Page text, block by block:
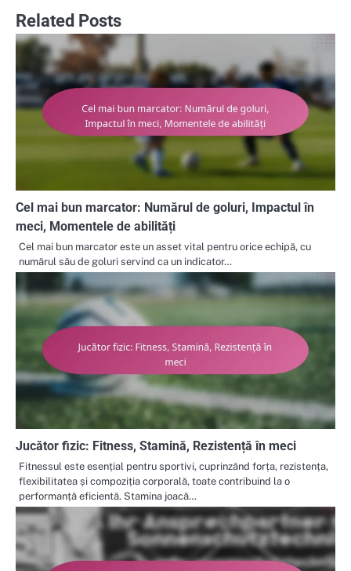
Related Posts
Cel mai bun marcator: Numărul de goluri, Impactul în
meci, Momentele de abilități
Cel mai bun marcator este un asset vital pentru orice echipă, cu
numărul său de goluri servind ca un indicator…
Jucător fizic: Fitness, Stamină, Rezistență în meci
Fitnessul este esențial pentru sportivi, cuprinzând forța, rezistența,
flexibilitatea și compoziția corporală, toate contribuind la o
performanță eficientă. Stamina joacă…